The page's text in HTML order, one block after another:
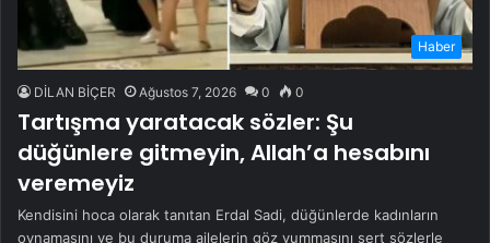
Haber
DİLAN BİÇER Ağustos 7, 2026 0 0
Tartışma yaratacak sözler: Şu
düğünlere gitmeyin, Allah’a hesabını
veremeyiz
Kendisini hoca olarak tanıtan Erdal Sadi, düğünlerde kadınların
oynamasını ve bu duruma ailelerin göz yummasını sert sözlerle